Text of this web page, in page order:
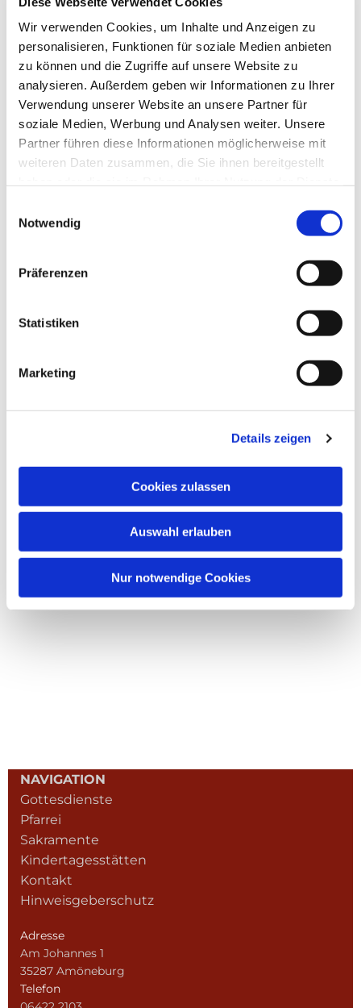
Wir verwenden Cookies, um Inhalte und Anzeigen zu
personalisieren, Funktionen für soziale Medien anbieten
zu können und die Zugriffe auf unsere Website zu
analysieren. Außerdem geben wir Informationen zu Ihrer
Verwendung unserer Website an unsere Partner für
soziale Medien, Werbung und Analysen weiter. Unsere
Partner führen diese Informationen möglicherweise mit
weiteren Daten zusammen, die Sie ihnen bereitgestellt
Notwendig
Präferenzen
Statistiken
Marketing
Details zeigen
Cookies zulassen
Auswahl erlauben
Nur notwendige Cookies
Eltern Anna Gertrud und Pius Schick / Anna und
Wilhelm Zecher und Kinder
NAVIGATION
Gottesdienste
Pfarrei
Sakramente
Kindertagesstätten
Kontakt
Hinweisgeberschutz
Adresse
Am Johannes 1
35287 Amöneburg
Telefon